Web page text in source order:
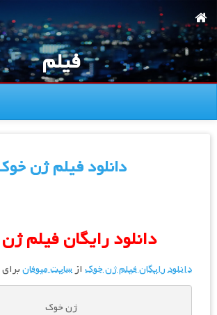
به
محتوای
اصلی
فیلم
دانلود فیلم ژن
دانلود رایگان فیلم
دانلود رایگان فیلم ژن خوک ازسایت میوفان
ژن خوک